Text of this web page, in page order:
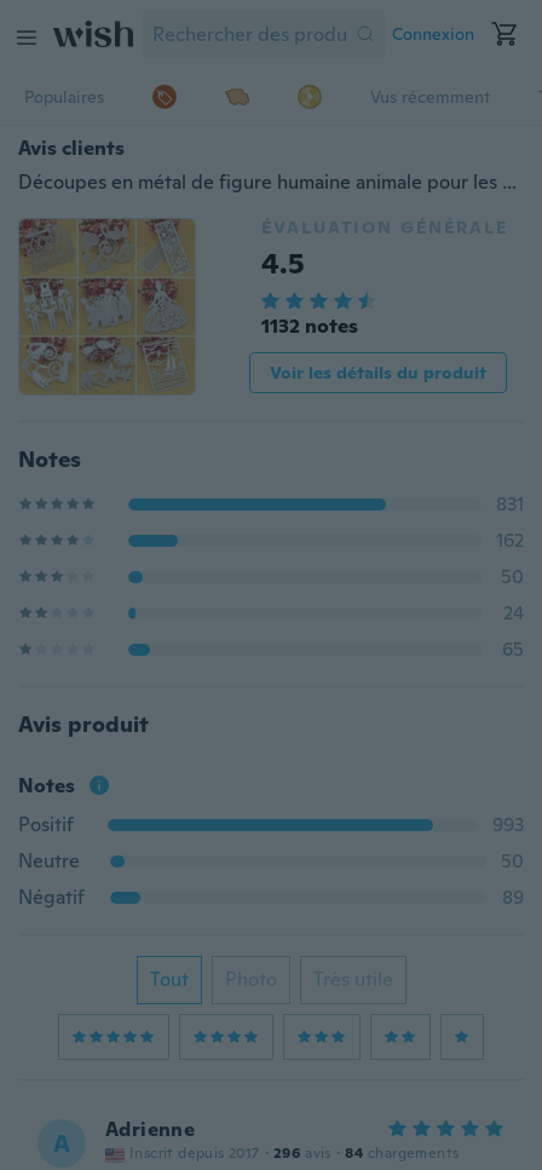
Connexion
Populaires Vus récemment
Avis clients
Découpes en métal de figure humaine animale pour les cartes d'album de scrapbooking de bricolage
ÉVALUATION GÉNÉRALE
4.5
1132 notes
Voir les détails du produit
Notes
831
162
50
24
65
Avis produit
Notes
Positif
993
Neutre
50
Négatif
89
Tout Photo Très utile
A Adrienne
Inscrit depuis 2017 · 296 avis · 84 chargements